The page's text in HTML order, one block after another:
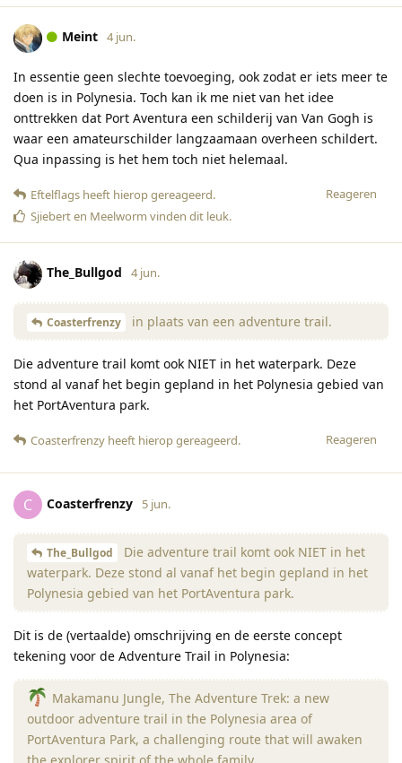
Meint 4 jun.
In essentie geen slechte toevoeging, ook zodat er iets meer te
doen is in Polynesia. Toch kan ik me niet van het idee
onttrekken dat Port Aventura een schilderij van Van Gogh is
waar een amateurschilder langzaamaan overheen schildert.
Qua inpassing is het hem toch niet helemaal.
Reageren
Eftelflags heeft hierop gereageerd.
Sjieberten Meelworm vinden dit leuk.
The_Bullgod 4 jun.
Coasterfrenzy in plaats van een adventure trail.
Die adventure trail komt ook NIET in het waterpark. Deze
stond al vanaf het begin gepland in het Polynesia gebied van
het PortAventura park.
Reageren
Coasterfrenzy heeft hierop gereageerd.
C Coasterfrenzy 5 jun.
The_Bullgod
Die adventure trail komt ook NIET in het
waterpark. Deze stond al vanaf het begin gepland in het
Polynesia gebied van het PortAventura park.
Dit is de (vertaalde) omschrijving en de eerste concept
tekening voor de Adventure Trail in Polynesia:
Makamanu Jungle, The Adventure Trek: a new
outdoor adventure trail in the Polynesia area of ​​
PortAventura Park, a challenging route that will awaken